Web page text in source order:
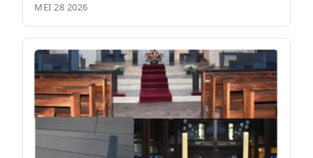
MEI 28 2026